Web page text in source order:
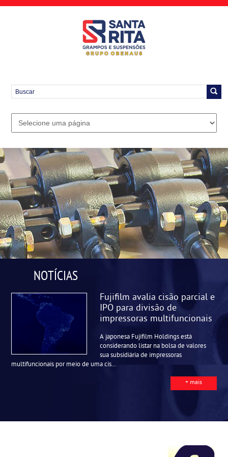
NOTÍCIAS
Fujifilm avalia cisão parcial e
IPO para divisão de
impressoras multifuncionais
A japonesa Fujifilm Holdings está
considerando listar na bolsa de valores
sua subsidiária de impressoras
multifuncionais por meio de uma cis...
+ mais